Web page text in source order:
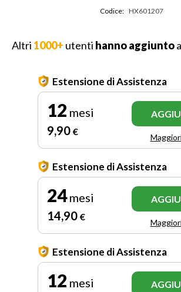
Codice: HX601207
Altri 1000+ utenti hanno aggiunto
Estensione di Assistenza
12 mesi
9,90 €
Estensione di Assistenza
24mesi
14,90 €
Estensione di Assistenza
12 mesi